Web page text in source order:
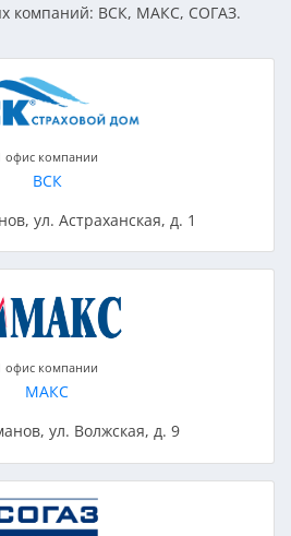
компаний: ВСК, МАКС, СОГАЗ.
офис компании
ВСК
ул. Астраханская, д. 1
офис компании
МАКС
ул. Волжская, д. 9